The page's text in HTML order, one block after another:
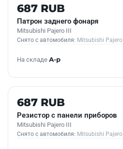
Б/У В НАЛИЧИИ
687 RUB
Патрон заднего фонаря
Mitsubishi Pajero III
Снято с автомобиля: Mitsubishi Pajero
На складе А-р
Б/У В НАЛИЧИИ
687 RUB
Резистор с панели приборов
Mitsubishi Pajero III
Снято с автомобиля: Mitsubishi Pajero